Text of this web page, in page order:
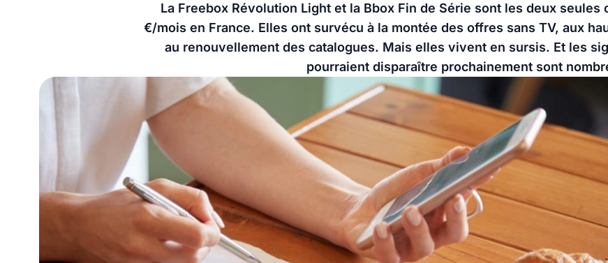
La Freebox Révolution Light et la Bbox Fin de Série sont les deux
€/mois en France. Elles ont survécu à la montée des offres sans TV, aux
au renouvellement des catalogues. Mais elles vivent en sursis. Et les
pourraient disparaître prochainement sont